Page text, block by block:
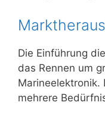
Die Einführung
das Rennen um
mehrere